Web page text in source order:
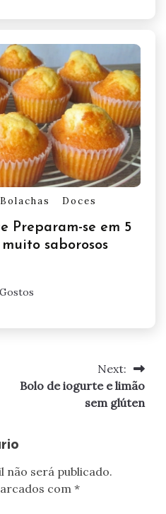
Doces
Preparam-se em 5
saborosos
Next:
Bolo de iogurte e limão
sem glúten
não será publicado.
com *